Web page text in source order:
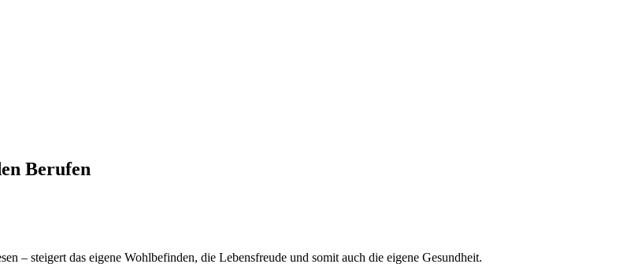
Berufen
– steigert das eigene Wohlbefinden, die Lebensfreude und somit auch die eigene Gesundheit.